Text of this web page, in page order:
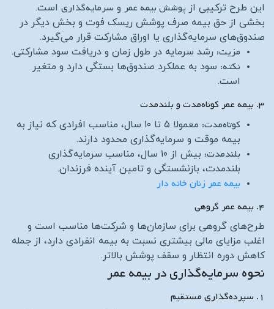
این طرح ترکیبی از پوشش بیمه عمر و سرمایه‌گذاری است.
بخشی از حق بیمه صرف پوشش ریسک فوت و بخش دیگر در
صندوق‌های سرمایه‌گذاری یا اوراق مشارکت قرار می‌گیرد.
مزیت: رشد سرمایه در طول زمان و دریافت سود مشارکتی.
نکته: سود به عملکرد صندوق‌ها بستگی دارد و متغیر
است.
۳. بیمه عمر کوتاه‌مدت و بلندمدت
کوتاه‌مدت:
معمولا ۵ تا ۱۰ سال، مناسب افرادی که نیاز به
بیمه موقت و سرمایه‌گذاری محدود دارند.
بلندمدت:
بیش از ۱۰ سال، مناسب سرمایه‌گذاری
بلندمدت، بازنشستگی و تامین آینده فرزندان.
بیمه عمر زنان خانه دار
۴. بیمه عمر گروهی
طرح‌های گروهی برای سازمان‌ها و شرکت‌ها مناسب است و
اغلب مزایای مالی بیشتری نسبت به بیمه انفرادی دارد، از جمله
کاهش دوره انتظار و سقف پوشش بالاتر.
نحوه سرمایه‌گذاری در بیمه عمر
۱. سپرده‌گذاری مستقیم